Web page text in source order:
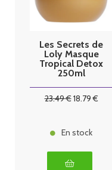
Les Secrets de
Loly Masque
Tropical Detox
250ml
23.49€18.79€
En stock